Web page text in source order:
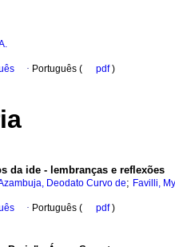
· Português ( pdf)
da ide - lembranças e reflexões
Deodato Curvo de; Favilli,
· Português ( pdf)